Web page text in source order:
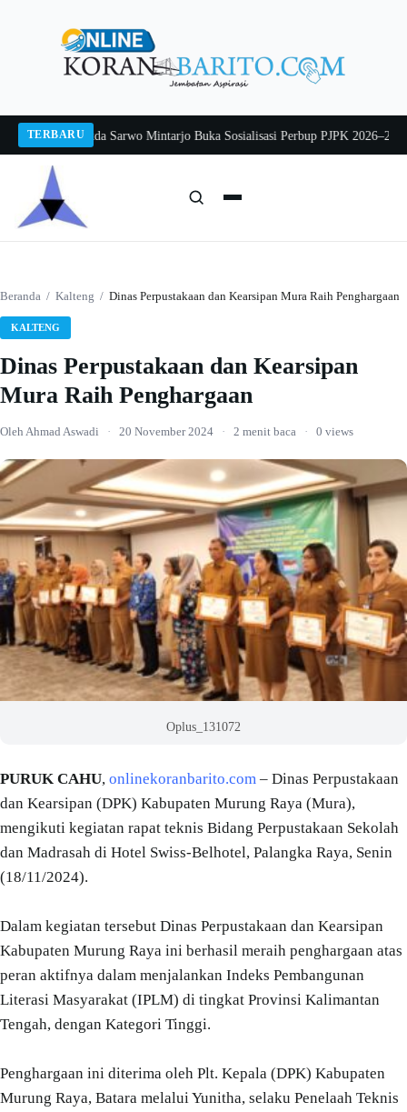
TERBARU
2026Pj Sekda Sarwo Mintarjo Buka Sosialisasi Perbup PJPK 2026–2030
Beranda / Kalteng / Dinas Perpustakaan dan Kearsipan Mura Raih Penghargaan
KALTENG
Dinas Perpustakaan dan Kearsipan
Mura Raih Penghargaan
Oleh Ahmad Aswadi · 20 November 2024 · 2 menit baca · 0 views
Oplus_131072
PURUK CAHU, onlinekoranbarito.com – Dinas Perpustakaan
dan Kearsipan (DPK) Kabupaten Murung Raya (Mura),
mengikuti kegiatan rapat teknis Bidang Perpustakaan Sekolah
dan Madrasah di Hotel Swiss-Belhotel, Palangka Raya, Senin
(18/11/2024).
Dalam kegiatan tersebut Dinas Perpustakaan dan Kearsipan
Kabupaten Murung Raya ini berhasil meraih penghargaan atas
peran aktifnya dalam menjalankan Indeks Pembangunan
Literasi Masyarakat (IPLM) di tingkat Provinsi Kalimantan
Tengah, dengan Kategori Tinggi.
Penghargaan ini diterima oleh Plt. Kepala (DPK) Kabupaten
Murung Raya, Batara melalui Yunitha, selaku Penelaah Teknis